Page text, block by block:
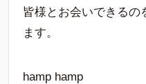
皆様とお会いできるの
ます。
hamp hamp